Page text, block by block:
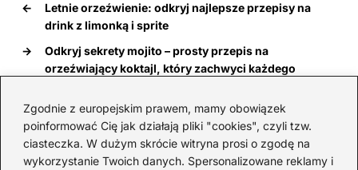
Zgodnie z europejskim prawem, mamy obowiązek
poinformować Cię jak działają pliki "cookies", czyli tzw.
ciasteczka. W dużym skrócie witryna prosi o zgodę na
wykorzystanie Twoich danych. Spersonalizowane reklamy i
←
Letnie orzeźwienie: odkryj najlepsze przepisy na
drink z limonką i sprite
→
Odkryj sekrety mojito – prosty przepis na
orzeźwiający koktajl, który zachwyci każdego
Sprawdź również